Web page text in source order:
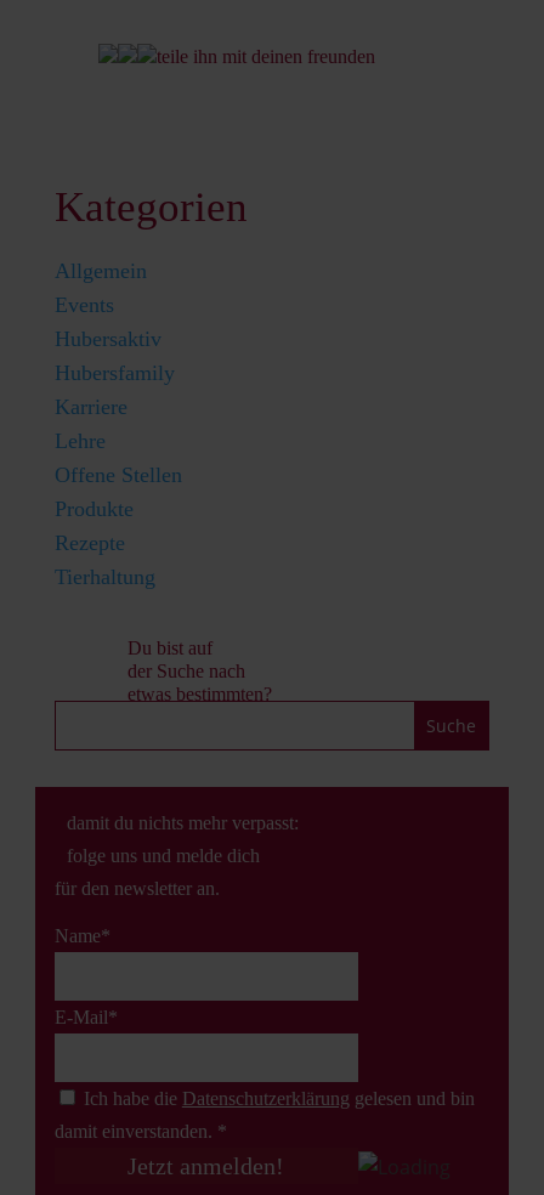
teile ihn mit deinen freunden
Kategorien
Allgemein
Events
Hubersaktiv
Hubersfamily
Karriere
Lehre
Offene Stellen
Produkte
Rezepte
Tierhaltung
Du bist auf
der Suche nach
etwas bestimmten?
damit du nichts mehr verpasst:
folge uns und melde dich
für den newsletter an.
Name*
E-Mail*
Ich habe die Datenschutz­erklärung gelesen und bin
damit einverstanden. *